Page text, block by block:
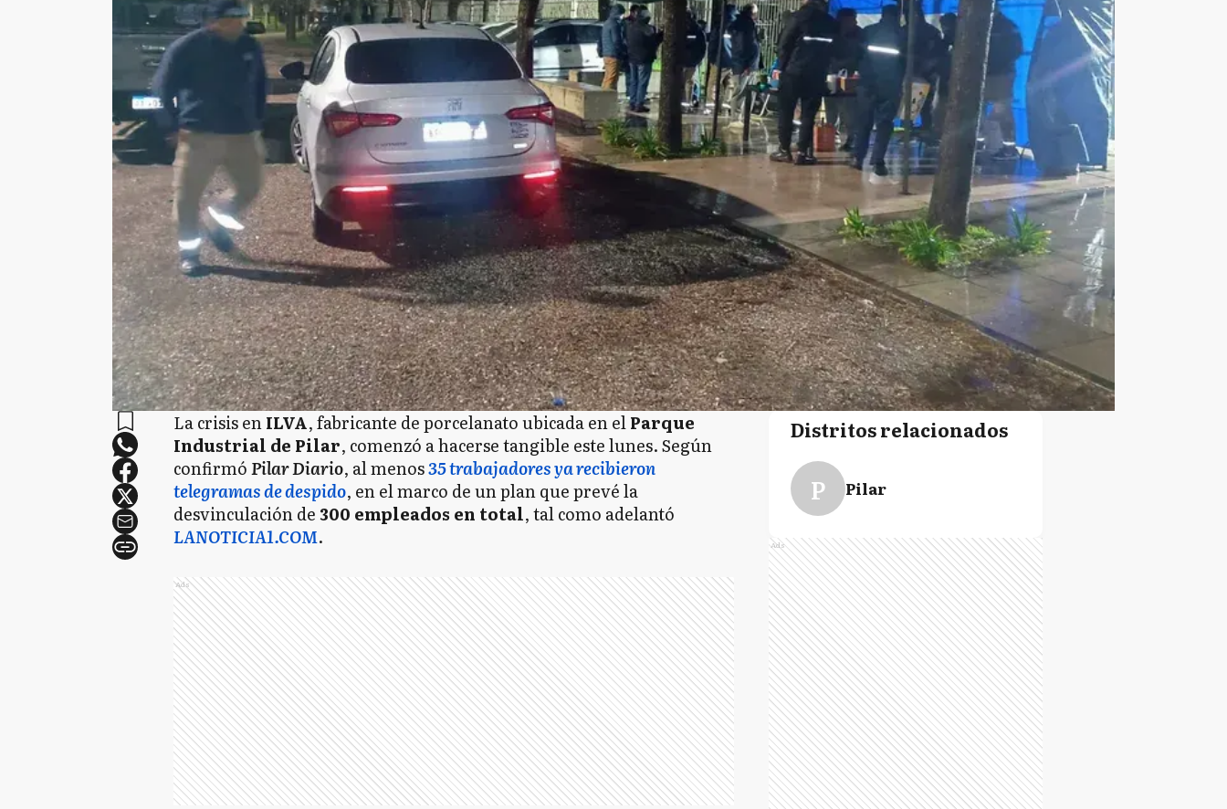
La crisis enILVA, fabricante de porcelanato ubicada en elParque
Industrial de Pilar, comenzó a hacerse tangible este lunes. Según
confirmóPilar Diario, al menos35 trabajadores ya recibieron
telegramas de despido, en el marco de un plan que prevé la
desvinculación de300 empleados en total, tal como adelantó
LANOTICIA1.COM.
Ads
Distritos relacionados
P Pilar
Ads